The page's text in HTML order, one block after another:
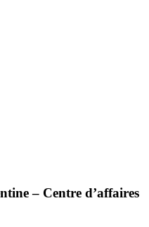
– Centre d’affaires